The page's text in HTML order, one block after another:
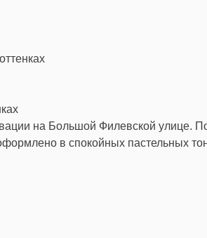
на Большой Филевской улице.
в спокойных пастельных